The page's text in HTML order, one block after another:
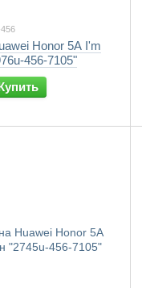
Honor 5A I'm
456-7105"